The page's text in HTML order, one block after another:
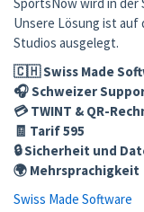
Unsere Lösung ist auf
Studios ausgelegt.
🇨🇭 Swiss Made
🎧 Schweizer
💳 TWINT & QR-
🧾 Tarif 595
🔒 Sicherheit und
🌍 Mehrsprachigkeit
Swiss Made Software